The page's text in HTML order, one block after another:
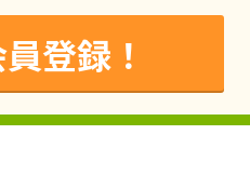
登録！